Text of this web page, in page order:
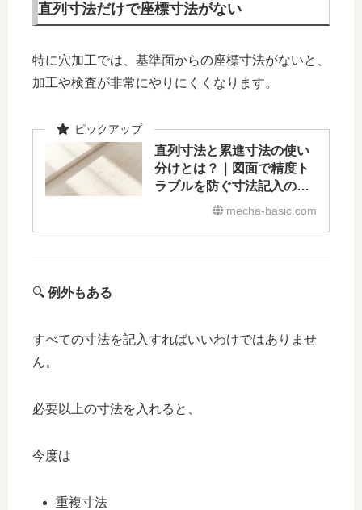
直列寸法だけで座標寸法がない
特に穴加工では、基準面からの座標寸法がないと、
加工や検査が非常にやりにくくなります。
直列寸法と累進寸法の使い
分けとは？｜図面で精度ト
ラブルを防ぐ寸法記入の基
mecha-basic.com
🔍 例外もある
すべての寸法を記入すればいいわけではありませ
ん。
必要以上の寸法を入れると、
今度は
重複寸法